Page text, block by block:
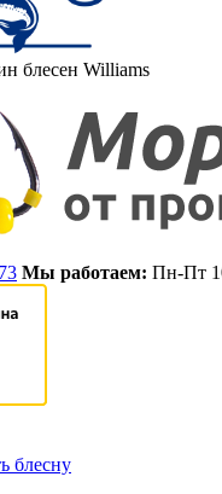
блесен Williams
Мы работаем: Пн-Пт
блесну